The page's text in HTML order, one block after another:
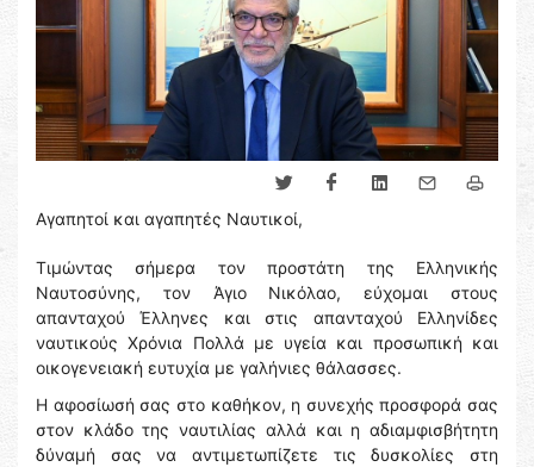
Αγαπητοί και αγαπητές Ναυτικοί,
Τιμώντας σήμερα τον προστάτη της Ελληνικής
Ναυτοσύνης, τον Άγιο Νικόλαο, εύχομαι στους
απανταχού Έλληνες και στις απανταχού Ελληνίδες
ναυτικούς Χρόνια Πολλά με υγεία και προσωπική και
οικογενειακή ευτυχία με γαλήνιες θάλασσες.
Η αφοσίωσή σας στο καθήκον, η συνεχής προσφορά σας
στον κλάδο της ναυτιλίας αλλά και η αδιαμφισβήτητη
δύναμή σας να αντιμετωπίζετε τις δυσκολίες στη